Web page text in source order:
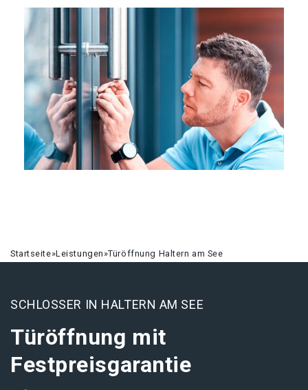
Startseite»Leistungen»Türöffnung Haltern am See
SCHLOSSER IN HALTERN AM SEE
Türöffnung mit
Festpreisgarantie